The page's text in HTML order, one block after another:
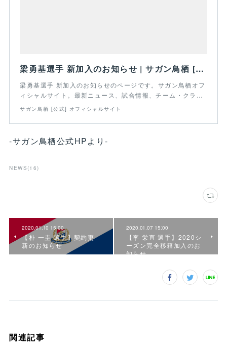
梁勇基選手 新加入のお知らせ | サガン鳥栖 [公式] オフィシャルサイト
梁勇基選手 新加入のお知らせのページです。サガン鳥栖オフ
ィシャルサイト。最新ニュース、試合情報、チーム・クラ…
サガン鳥栖 [公式] オフィシャルサイト
-サガン鳥栖公式HPより-
NEWS (16)
2020.01.10 15:00
【朴 一圭 選手】契約更
新のお知らせ
2020.01.07 15:00
【李 栄直 選手】2020シ
ーズン完全移籍加入のお
知らせ
関連記事